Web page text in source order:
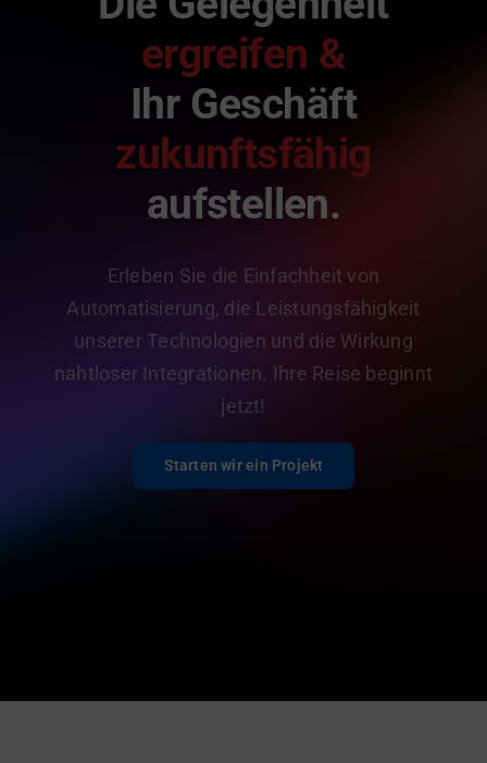
ergreifen &
Ihr Geschäft
zukunftsfähig
aufstellen.
Erleben Sie die Einfachheit von
Automatisierung, die Leistungsfähigkeit
unserer Technologien und die Wirkung
nahtloser Integrationen. Ihre Reise beginnt
jetzt!
Starten wir ein Projekt